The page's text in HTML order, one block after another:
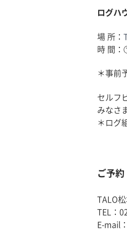
ログハ
場 所：
時 間
＊事前
セルフ
みなさ
＊ログ
ご予
TALO
TEL：
E-mail：